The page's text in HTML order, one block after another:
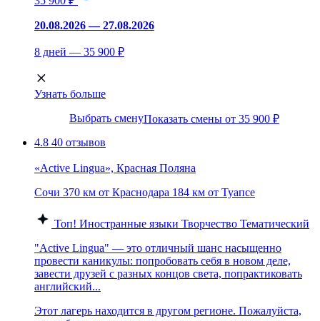
20.08.2026 — 27.08.2026
8 дней — 35 900 ₽
Узнать больше
Выбрать сменуПоказать смены от 35 900 ₽
4.8 40 отзывов
«Active Lingua», Красная Поляна
Сочи 370 км от Краснодара 184 км от Туапсе
Топ! Иностранные языки Творчество Тематический
"Active Lingua" — это отличный шанс насыщенно
провести каникулы: попробовать себя в новом деле,
завести друзей с разных концов света, попрактиковать
английский...
Этот лагерь находится в другом регионе. Пожалуйста,